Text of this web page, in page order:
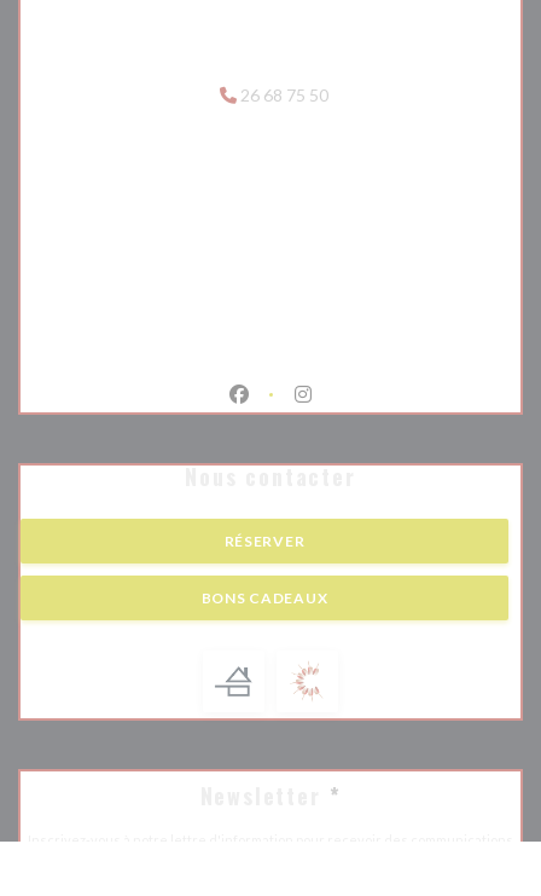
26 68 75 50
Facebook ((ouvre une nouvelle
Instagram ((ouvre une
RÉSERVER
BONS CADEAUX
*